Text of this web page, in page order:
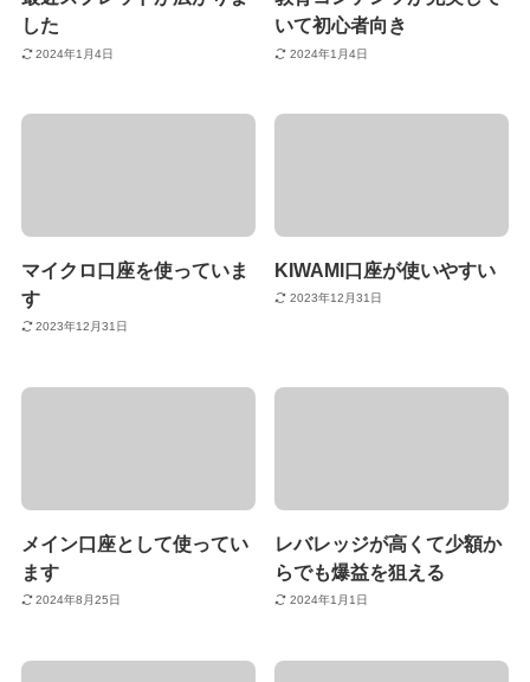
した
2024年1月4日
いて初心者向き
2024年1月4日
マイクロ口座を使っていま
す
2023年12月31日
KIWAMI口座が使いやすい
2023年12月31日
メイン口座として使ってい
ます
2024年8月25日
レバレッジが高くて少額か
らでも爆益を狙える
2024年1月1日